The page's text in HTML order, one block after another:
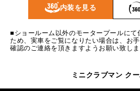
ボーナス月数
内装を見る
■ショールーム以外のモータープールにて
ため、実車をご覧になりたい場合は、お
確認のご連絡を頂きますようお願い致しま
ミニクラブマン ク